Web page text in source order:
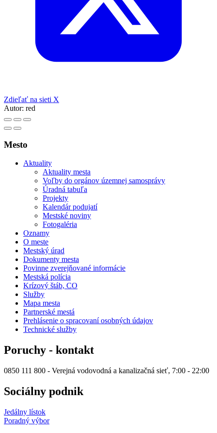
Zdieľať na sieti X
Autor: red
Mesto
Aktuality
Aktuality mesta
Voľby do orgánov územnej samosprávy
Úradná tabuľa
Projekty
Kalendár podujatí
Mestské noviny
Fotogaléria
Oznamy
O meste
Mestský úrad
Dokumenty mesta
Povinne zverejňované informácie
Mestská polícia
Krízový štáb, CO
Služby
Mapa mesta
Partnerské mestá
Prehlásenie o spracovaní osobných údajov
Technické služby
Poruchy - kontakt
0850 111 800 - Verejná vodovodná a kanalizačná sieť, 7:00 - 22:00
Sociálny podnik
Jedálny lístok
Poradný výbor